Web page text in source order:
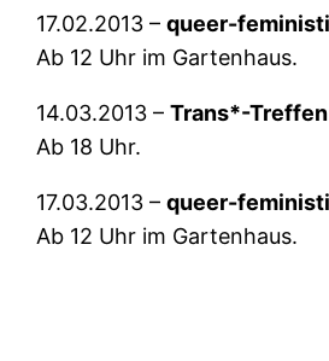
17.02.2013 –queer-
Ab 12 Uhr im Gartenhaus.
14.03.2013 –Trans*-Treffen
Ab 18 Uhr.
17.03.2013 –queer-
Ab 12 Uhr im Gartenhaus.